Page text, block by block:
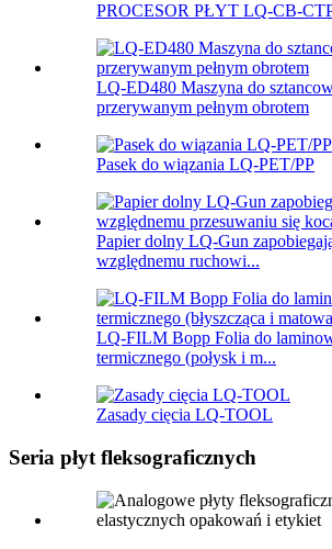
PROCESOR PŁYT LQ-CB-
LQ-ED480 Maszyna do
przerywanym pełnym obrotem
Pasek do wiązania LQ-PET/PP
Papier dolny LQ-Gun
względnemu ruchowi...
LQ-FILM Bopp Folia do
termicznego (połysk i m...
Zasady cięcia LQ-TOOL
Seria płyt fleksograficznych